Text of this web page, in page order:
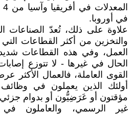
في أوروبا.
علاوة على ذلك، تُعدّ الصناعات
والتخزين من أكثر القطاعات
العمل، وفي هذه القطاعات
الحال في غيرها - لا تتوزع
القوى العاملة، فالعمال الأكثر
أولئك الذين يعملون في
مؤقتون أو عَرَضِيُّون أو بدوام
غير الرسمي، والعاملون